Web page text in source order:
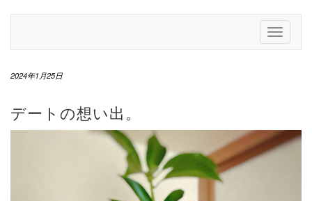
Toggle
2024年1月25日
デートの想い出。